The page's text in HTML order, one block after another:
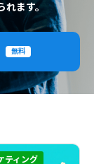
れます。
無料
ティング